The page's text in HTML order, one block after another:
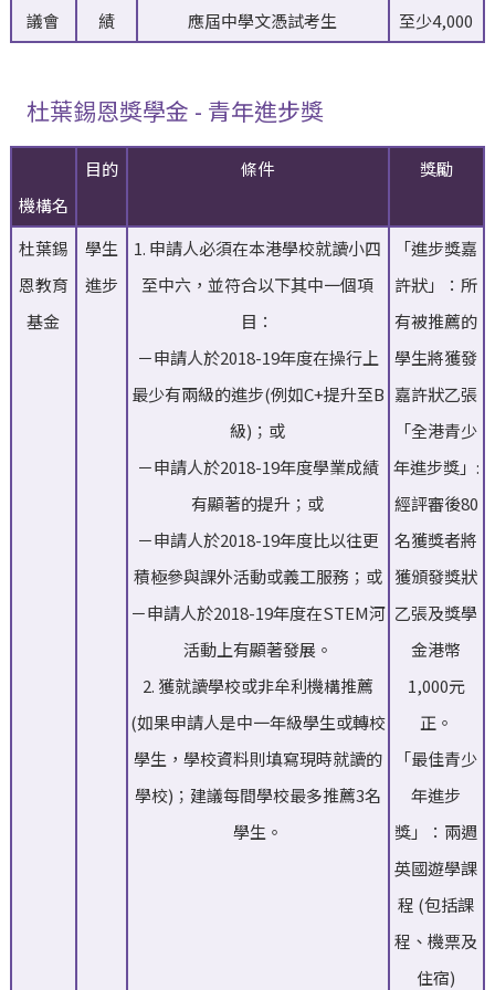
議會
績
應屆中學文憑試考生
至少4,000
杜葉錫恩獎學金 - 青年進步獎
機構名
目的 條件 獎勵
杜葉錫
恩教育
基金
學生
進步
1. 申請人必須在本港學校就讀小四
至中六，並符合以下其中一個項
目：
－申請人於2018-19年度在操行上
最少有兩級的進步(例如C+提升至B
級)；或
－申請人於2018-19年度學業成績
有顯著的提升；或
－申請人於2018-19年度比以往更
積極參與課外活動或義工服務；或
－申請人於2018-19年度在STEM河
活動上有顯著發展。
2. 獲就讀學校或非牟利機構推薦
(如果申請人是中一年級學生或轉校
學生，學校資料則填寫現時就讀的
學校)；建議每間學校最多推薦3名
學生。
「進步獎嘉
許狀」：所
有被推薦的
學生將獲發
嘉許狀乙張
「全港青少
年進步獎」:
經評審後80
名獲獎者將
獲頒發獎狀
乙張及獎學
金港幣
1,000元
正。
「最佳青少
年進步
獎」：兩週
英國遊學課
程 (包括課
程、機票及
住宿)